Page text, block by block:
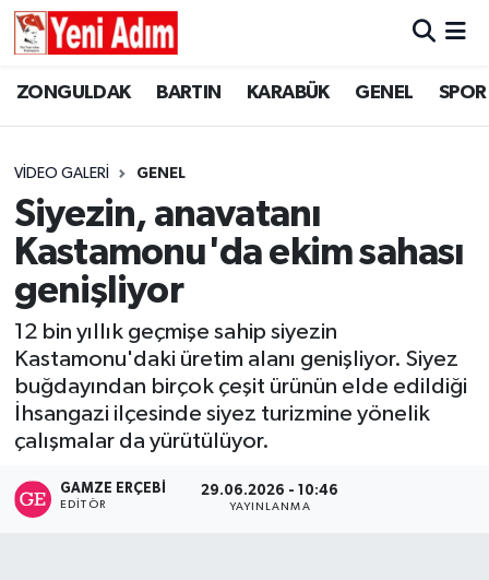
ZONGULDAK BARTIN KARABÜK GENEL SPOR
VIDEO GALERI GENEL
Siyezin, anavatanı
Kastamonu'da ekim sahası
genişliyor
12 bin yıllık geçmişe sahip siyezin
Kastamonu'daki üretim alanı genişliyor. Siyez
buğdayından birçok çeşit ürünün elde edildiği
İhsangazi ilçesinde siyez turizmine yönelik
çalışmalar da yürütülüyor.
GAMZE ERÇEBI
EDITÖR
29.06.2026 - 10:46
YAYINLANMA
ZONGULDAK
ASAYİŞ
GÜNCEL
SİYASET
RESMİ İLAN
ZONGULDAK
KARABÜK
GENEL
SPOR
SİYASET
SAĞLIK
Zonguldak Hava Durumu
Süper Lig Puan Durumu ve Fikstür
Tüm Manşetler
Son Dakika Haberleri
Haber Arşivi